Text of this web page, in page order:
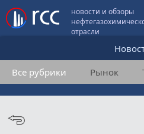
новости и обзоры
отрасли
Аналитика
Все рубрики Рынок